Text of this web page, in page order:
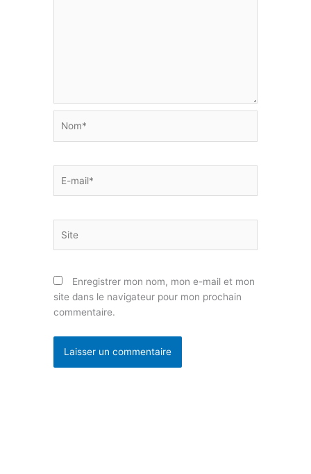
mail*
Enregistrer mon nom, mon e-mail et mon
site dans le navigateur pour mon prochain
commentaire.